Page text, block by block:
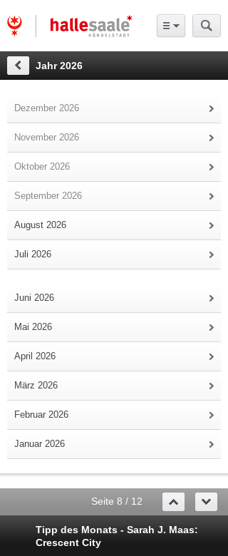
Jahr 2026
Dezember 2026
November 2026
Oktober 2026
September 2026
August 2026
Juli 2026
Juni 2026
Mai 2026
April 2026
März 2026
Februar 2026
Januar 2026
Seite 8 / 12
Tipp des Monats - Sarah J. Maas:
Crescent City